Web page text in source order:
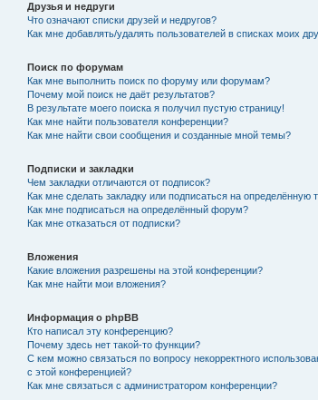
Друзья и недруги
Что означают списки друзей и недругов?
Как мне добавлять/удалять пользователей в списках моих
Поиск по форумам
Как мне выполнить поиск по форуму или форумам?
Почему мой поиск не даёт результатов?
В результате моего поиска я получил пустую страницу!
Как мне найти пользователя конференции?
Как мне найти свои сообщения и созданные мной темы?
Подписки и закладки
Чем закладки отличаются от подписок?
Как мне сделать закладку или подписаться на определённую
Как мне подписаться на определённый форум?
Как мне отказаться от подписки?
Вложения
Какие вложения разрешены на этой конференции?
Как мне найти мои вложения?
Информация о phpBB
Кто написал эту конференцию?
Почему здесь нет такой-то функции?
С кем можно связаться по вопросу некорректного
с этой конференцией?
Как мне связаться с администратором конференции?